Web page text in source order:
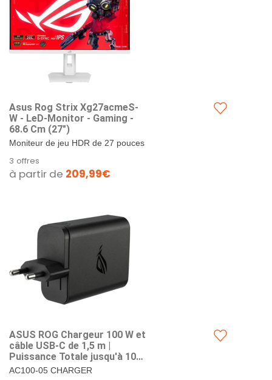
Asus Rog Strix Xg27acmeS-
W - LeD-Monitor - Gaming -
68.6 Cm (27")
Moniteur de jeu HDR de 27 pouces
de rafraîchissement ultra-rapide de
255 Hz (OC),...
3 offres
à partir de 209,99€
ASUS ROG Chargeur 100 W et
câble USB-C de 1,5 m |
Puissance Totale jusqu'à 100
W | 3 Ports USB | 1 Port HDMI
AC100-05 CHARGER